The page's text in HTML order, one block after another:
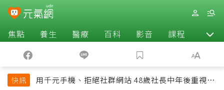
焦點 養生 醫療 百科 影音 課程 退休
快訊
用千元手機、拒絕社群網站 48歲社長中年後重視和